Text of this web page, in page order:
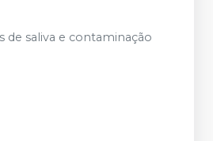
de saliva e contaminação